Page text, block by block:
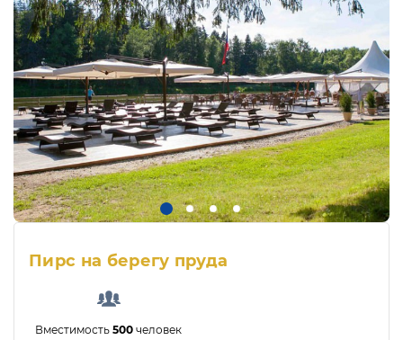
Пирс на берегу пруда
Вместимость500 человек